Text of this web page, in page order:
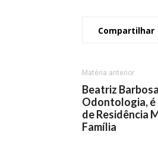
Compartilhar
Matéria anterior
Beatriz
Odontologia, é
de Residência
Família